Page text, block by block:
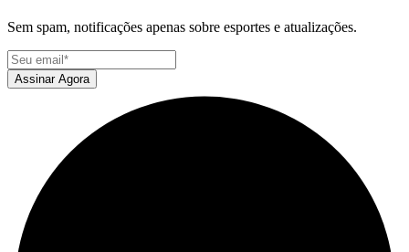
Sem spam, notificações apenas sobre esportes e atualizações.
Assinar Agora